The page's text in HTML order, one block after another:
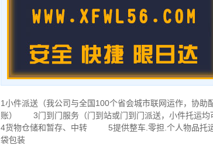
1小件派送（我公司与全国100个省会城市联网运作，协
账） 3门到门服务（门到站或门到门派送，小件托运均
4货物仓储和暂存、中转 5提供整车.零担.个人物品托
袋包装